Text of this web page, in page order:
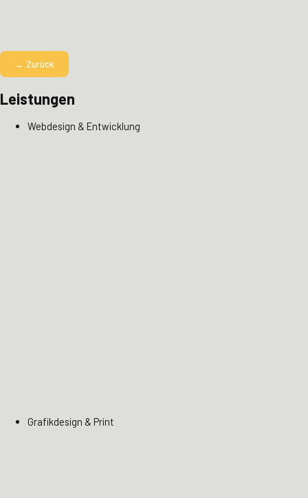
← Zurück
Leistungen
Webdesign & Entwicklung
Grafikdesign & Print